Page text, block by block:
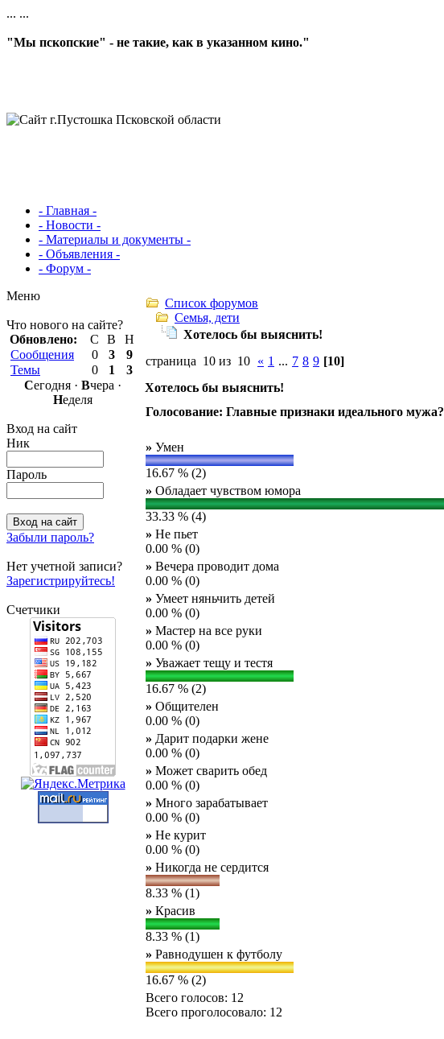
... ...
"Мы пскопские" - не такие, как в указанном кино."
- Главная -
- Новости -
- Материалы и документы -
- Объявления -
- Форум -
Меню
Что нового на сайте?
Обновлено:
С В
Н
Сообщения
0 3
9
Темы
0 1
3
Сегодня · Вчера ·
Неделя
Вход на сайт
Ник
Пароль
Забыли пароль?
Нет учетной записи?
Зарегистрируйтесь!
Счетчики
Список форумов
Семья, дети
Хотелось бы выяснить!
страница 10 из 10 « 1 ... 7 8 9 [10]
Хотелось бы выяснить!
Голосование: Главные признаки идеального мужа?
» Умен
16.67 % (2)
» Обладает чувством юмора
33.33 % (4)
» Не пьет
0.00 % (0)
» Вечера проводит дома
0.00 % (0)
» Умеет няньчить детей
0.00 % (0)
» Мастер на все руки
0.00 % (0)
» Уважает тещу и тестя
16.67 % (2)
» Общителен
0.00 % (0)
» Дарит подарки жене
0.00 % (0)
» Может сварить обед
0.00 % (0)
» Много зарабатывает
0.00 % (0)
» Не курит
0.00 % (0)
» Никогда не сердится
8.33 % (1)
» Красив
8.33 % (1)
» Равнодушен к футболу
16.67 % (2)
Всего голосов: 12
Всего проголосовало: 12